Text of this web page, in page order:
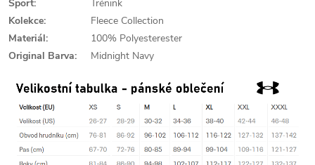
Sport:
Trénink
Kolekce:
Fleece Collection
Materiál:
100% Polyesterester
Original Barva:
Midnight Navy